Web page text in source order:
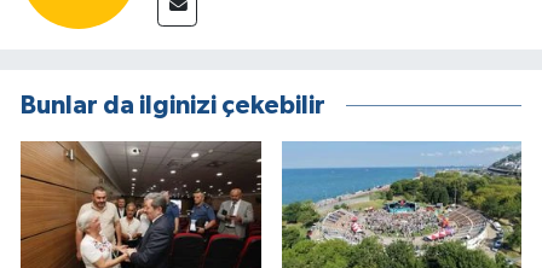
Bunlar da ilginizi çekebilir